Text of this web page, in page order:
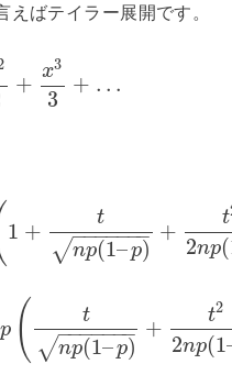
ばテイラー展開です。
+
x3
3
+ …
1 +
t
np(1–p)
− −
−−−−−
√
+
t
2np(
p (
t
np(1–p)
− −
−−−−−
√
+
t2
2np(1